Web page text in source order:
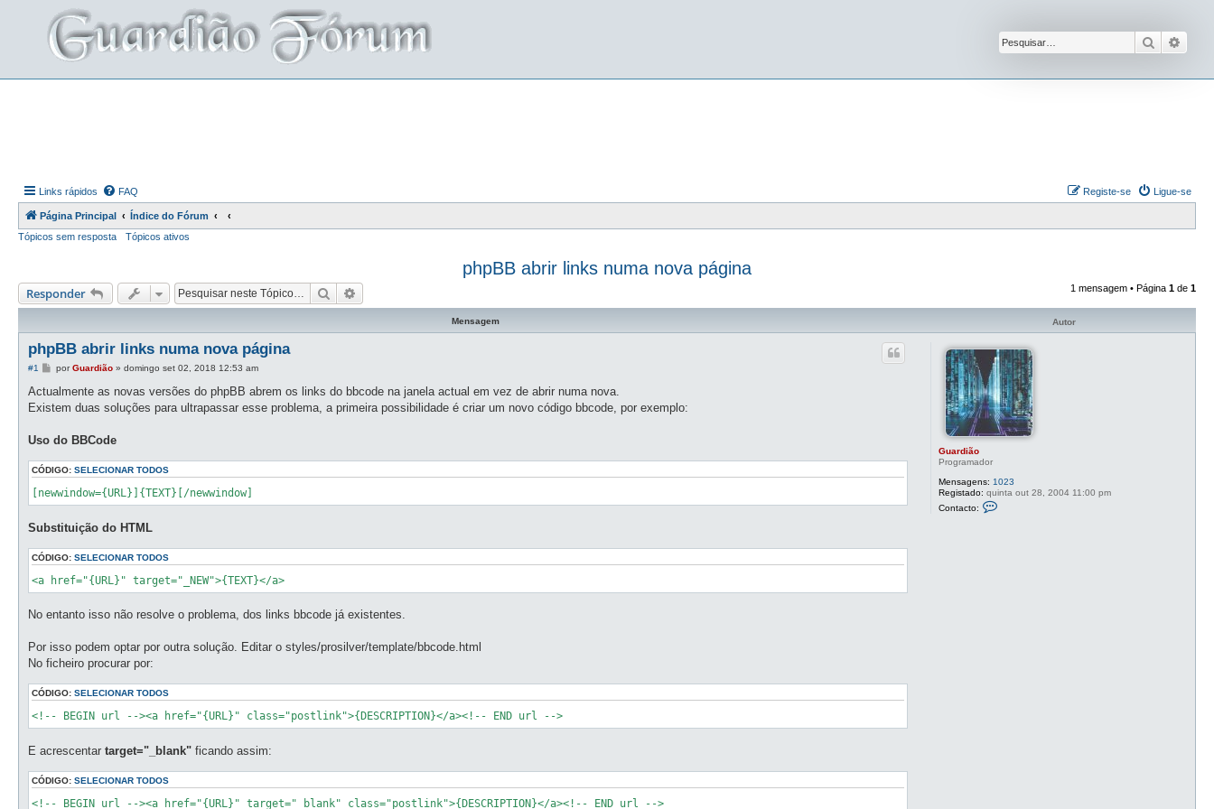
Pesquisar
Links rápidos FAQ Ligue-se
Registe-se
Página Principal
Índice do Fórum
Tópicos sem resposta
Tópicos ativos
phpBB abrir links numa nova página
Responder Pesquisar 1 mensagem • Página 1 de 1
Mensagem Autor
Guardião
Programador
Mensagens: 1023
Registado: quinta out 28, 2004 11:00 pm
Contacto:
phpBB abrir links numa nova página
#1
M
n
a
m
porGuardião» domingo set 02, 2018 12:53 am
Actualmente as novas versões do phpBB abrem os links do bbcode na janela actual em vez de abrir numa nova.
Existem duas soluções para ultrapassar esse problema, a primeira possibilidade é criar um novo código bbcode, por exemplo:
Uso do BBCode
CÓDIGO: SELECIONAR TODOS
[newwindow={URL}]{TEXT}[/newwindow]
Substituição do HTML
CÓDIGO: SELECIONAR TODOS
<a href="{URL}" target="_NEW">{TEXT}</a>
No entanto isso não resolve o problema, dos links bbcode já existentes.
Por isso podem optar por outra solução. Editar o styles/prosilver/template/bbcode.html
No ficheiro procurar por:
CÓDIGO: SELECIONAR TODOS
<!-- BEGIN url --><a href="{URL}" class="postlink">{DESCRIPTION}</a><!-- END url -->
E acrescentar target="_blank" ficando assim:
CÓDIGO: SELECIONAR TODOS
<!-- BEGIN url --><a href="{URL}" target="_blank" class="postlink">{DESCRIPTION}</a><!-- END url -->